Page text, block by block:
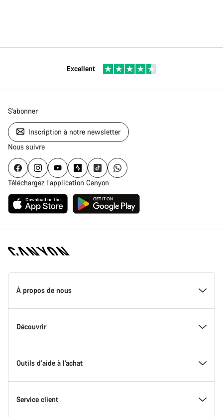
Excellent
S'abonner
Inscription à notre newsletter
Nous suivre
Téléchargez l’application Canyon
Page
d'accueil
Canyon
-
Canyon
À propos de nous
Inside Canyon
L'innovation chez Canyon
Canyon Factory Racing
Découvrir
Evénements
Trouver les emplacements Canyon
Outils d’aide à l'achat
Trouvez votre Modèle
Service client